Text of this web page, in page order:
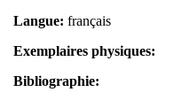
Langue: français
Exemplaires physiques:
Bibliographie: